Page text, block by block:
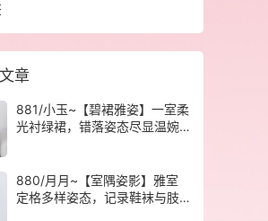
章
881/小玉~【碧裙雅姿】一室柔
光衬绿裙，错落姿态尽显温婉
880/月月~【室隅姿影】雅室
定格多样姿态，记录鞋袜与肢